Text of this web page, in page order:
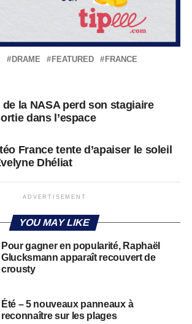
DRAME FEATURED
FRANCE
la NASA perd son stagiaire
dans l’espace
France tente d’apaiser le soleil
Dhéliat
ADVERTISEMENT
YOU MAY LIKE
Pour gagner en popularité, Raphaël
Glucksmann apparaît recouvert de
crousty
Été – 5 nouveaux panneaux à
reconnaître sur les plages